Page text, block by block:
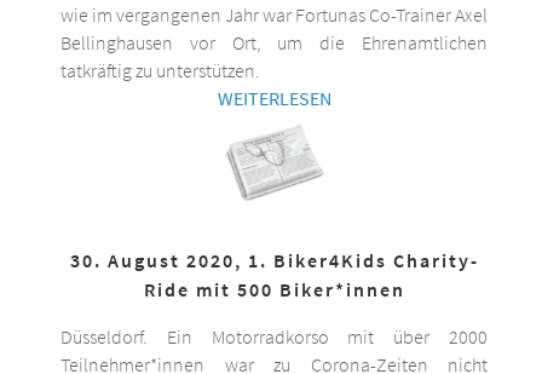
wie im vergangenen Jahr war Fortunas Co-Trainer Axel
Bellinghausen vor Ort, um die Ehrenamtlichen
tatkräftig zu unterstützen.
WEITERLESEN
30. August 2020, 1. Biker4Kids Charity-
Ride mit 500 Biker*innen
Düsseldorf. Ein Motorradkorso mit über 2000
Teilnehmer*innen war zu Corona-Zeiten nicht